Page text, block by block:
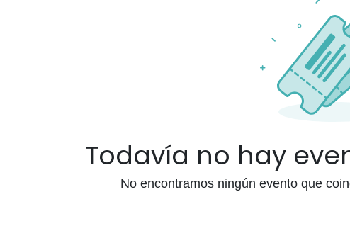
Todavía no hay
No encontramos ningún evento que